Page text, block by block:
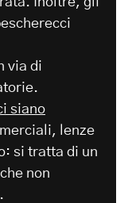
via di
siano
lenze
si tratta di un
non